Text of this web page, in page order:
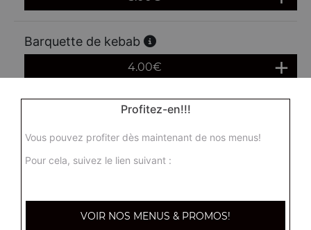
Barquette de kebab
4.00€
Box kebab frites
6.50€
Profitez-en!!!
Vous pouvez profiter dès maintenant de nos menus!
Pour cela, suivez le lien suivant :
VOIR NOS MENUS & PROMOS!